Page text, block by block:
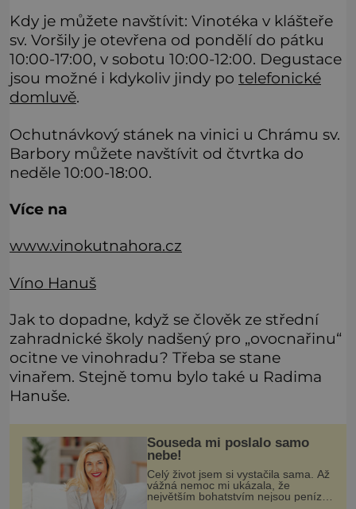
Kdy je můžete navštívit: Vinotéka v klášteře
sv. Voršily je otevřena od pondělí do pátku
10:00-17:00, v sobotu 10:00-12:00. Degustace
jsou možné i kdykoliv jindy po telefonické
domluvě.
Ochutnávkový stánek na vinici u Chrámu sv.
Barbory můžete navštívit od čtvrtka do
neděle 10:00-18:00.
Více na
www.vinokutnahora.cz
Víno Hanuš
Jak to dopadne, když se člověk ze střední
zahradnické školy nadšený pro „ovocnařinu“
ocitne ve vinohradu? Třeba se stane
vinařem. Stejně tomu bylo také u Radima
Hanuše.
Souseda mi poslalo samo
nebe!
Celý život jsem si vystačila sama. Až
vážná nemoc mi ukázala, že
největším bohatstvím nejsou peníze